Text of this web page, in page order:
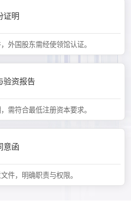
证明
外国股东需经使领馆认证。
验资报告
需符合最低注册资本要求。
意函
件，明确职责与权限。